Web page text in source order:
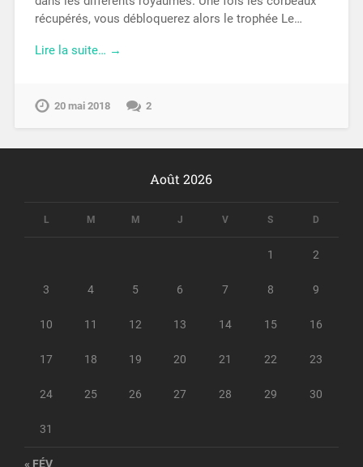
récupérés, vous débloquerez alors le trophée Le…
Lire la suite… →
20 mai 2018 2
Août 2026
L M M J V S D
1 2
3 4 5 6 7 8 9
10 11 12 13 14 15 16
17 18 19 20 21 22 23
24 25 26 27 28 29 30
31
« FÉV